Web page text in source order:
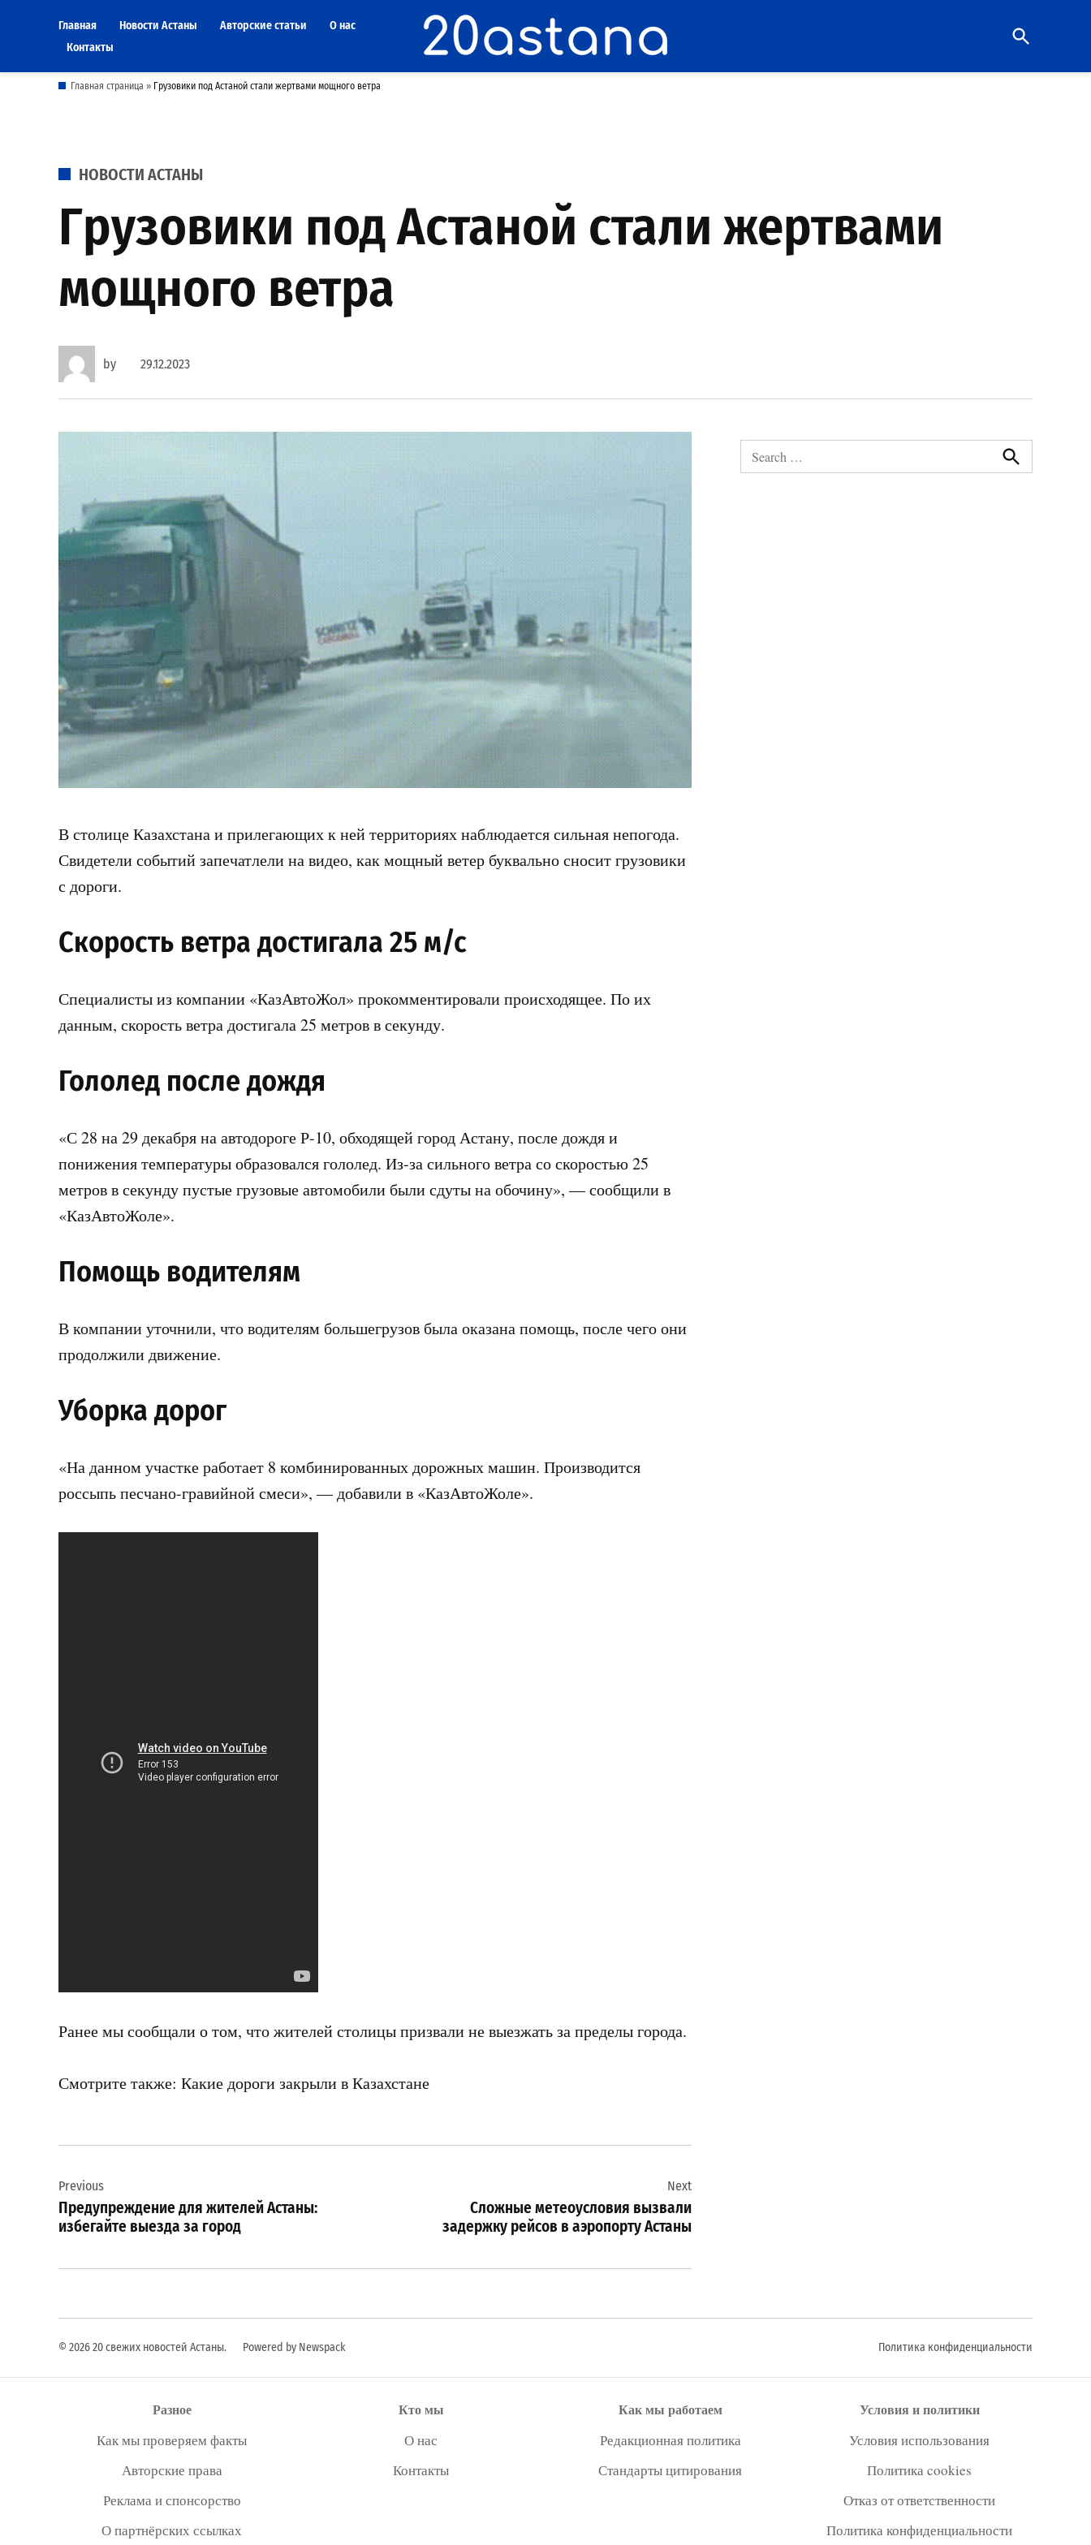
Главная Новости Астаны Авторские статьи
О нас
Контакты
Open
Search
Главная страница » Грузовики под Астаной стали жертвами мощного ветра
POSTED
НОВОСТИ АСТАНЫ
Грузовики под Астаной стали жертвами
мощного ветра
by 29.12.2023
В столице Казахстана и прилегающих к ней территориях наблюдается сильная непогода.
Свидетели событий запечатлели на видео, как мощный ветер буквально сносит грузовики
с дороги.
Скорость ветра достигала 25 м/с
Специалисты из компании «КазАвтоЖол» прокомментировали происходящее. По их
данным, скорость ветра достигала 25 метров в секунду.
Гололед после дождя
«С 28 на 29 декабря на автодороге Р-10, обходящей город Астану, после дождя и
понижения температуры образовался гололед. Из-за сильного ветра со скоростью 25
метров в секунду пустые грузовые автомобили были сдуты на обочину», — сообщили в
«КазАвтоЖоле».
Помощь водителям
В компании уточнили, что водителям большегрузов была оказана помощь, после чего они
продолжили движение.
Уборка дорог
«На данном участке работает 8 комбинированных дорожных машин. Производится
россыпь песчано-гравийной смеси», — добавили в «КазАвтоЖоле».
Ранее мы сообщали о том, что жителей столицы призвали не выезжать за пределы города.
Смотрите также: Какие дороги закрыли в Казахстане
по
записям
Previous
Предупреждение для жителей Астаны:
избегайте выезда за город
Next
Сложные метеоусловия вызвали
задержку рейсов в аэропорту Астаны
Search
for:
Search
© 2026 20 свежих новостей Астаны. Powered by Newspack Политика конфиденциальности
Разное
Как мы проверяем факты
Авторские права
Реклама и спонсорство
О партнёрских ссылках
Кто мы
О нас
Контакты
Как мы работаем
Редакционная политика
Стандарты цитирования
Условия и политики
Условия использования
Политика cookies
Отказ от ответственности
Политика конфиденциальности